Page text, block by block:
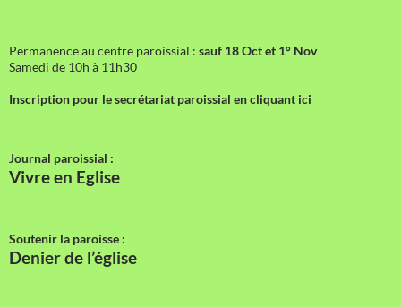
Permanence au centre paroissial : sauf 18 Oct et 1° Nov
Samedi de 10h à 11h30
Inscription pour le secrétariat paroissial en cliquant ici
Journal paroissial :
Vivre en Eglise
Soutenir la paroisse :
Denier de l’église